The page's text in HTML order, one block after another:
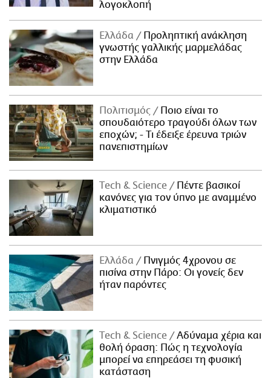
λογοκλοπή
Ελλάδα
Προληπτική ανάκληση
γνωστής γαλλικής μαρμελάδας
στην Ελλάδα
Πολιτισμός
Ποιο είναι το
σπουδαιότερο τραγούδι όλων των
εποχών; - Τι έδειξε έρευνα τριών
πανεπιστημίων
Τech & Science
Πέντε βασικοί
κανόνες για τον ύπνο με αναμμένο
κλιματιστικό
Ελλάδα
Πνιγμός 4χρονου σε
πισίνα στην Πάρο: Οι γονείς δεν
ήταν παρόντες
Τech & Science
Αδύναμα χέρια και
θολή όραση: Πώς η τεχνολογία
μπορεί να επηρεάσει τη φυσική
κατάσταση